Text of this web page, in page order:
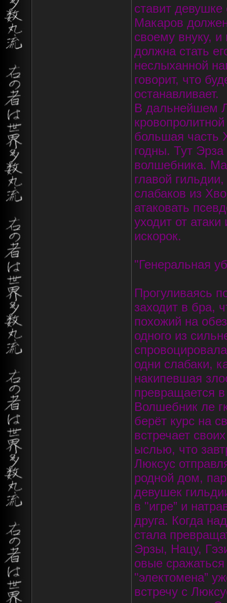
ставит
Макаров
своему внуку,
должна стать
неслыханной
говорит, что
останавливает.
В дальнейшем
большая часть
годны. Тут
волшебника.
главой
слабаков из
атаковать
уходит от
искорок.
"Генеральная
Прогуливаясь
заходит в бра,
похожий на
одного из
одни слабаки,
накипевшая
превращается
Волшебник ле
берёт курс на
встречает
ыслью, что
Люксус
родной дом,
девушек
в "игре” и
друга. Когда
стала
Эрзы, Нацу,
овые
"электомена”
встречу с